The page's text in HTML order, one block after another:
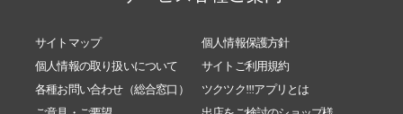
サイトマップ
個人情報保護方針
個人情報の取り扱いについて
サイトご利用規約
各種お問い合わせ（総合窓口）
ツクツク!!!アプリとは